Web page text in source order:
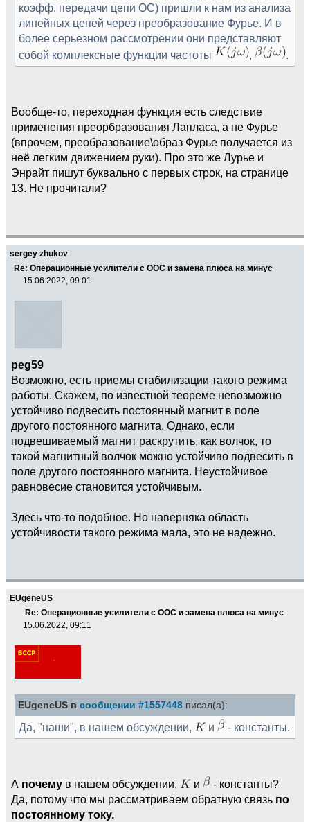
коэфф. передачи цепи ОС) пришли к нам из анализа
линейных цепей через преобразование Фурье. И в
более серьезном рассмотрении они представляют
собой комплексные функции частоты
, .
Вообще-то, переходная функция есть следствие
применения преорбразования Лапласа, а не Фурье
(впрочем, преобразование\образ Фурье получается из
неё легким движением руки). Про это же Лурье и
Энрайт пишут буквально с первых строк, на странице
13. Не прочитали?
sergey zhukov
Re: Операционные усилители с ООС и замена плюса на минус
15.06.2022, 09:01
peg59
Возможно, есть приемы стабилизации такого режима
работы. Скажем, по известной теореме невозможно
устойчиво подвесить постоянный магнит в поле
другого постоянного магнита. Однако, если
подвешиваемый магнит раскрутить, как волчок, то
такой магнитный волчок можно устойчиво подвесить в
поле другого постоянного магнита. Неустойчивое
равновесие становится устойчивым.
Здесь что-то подобное. Но наверняка область
устойчивости такого режима мала, это не надежно.
EUgeneUS
Re: Операционные усилители с ООС и замена плюса на минус
15.06.2022, 09:11
EUgeneUS в сообщении #1557448 писал(а):
Да, "наши", в нашем обсуждении, и - константы.
А почему в нашем обсуждении, и
- константы?
Да, потому что мы рассматриваем обратную связь по
постоянному току.